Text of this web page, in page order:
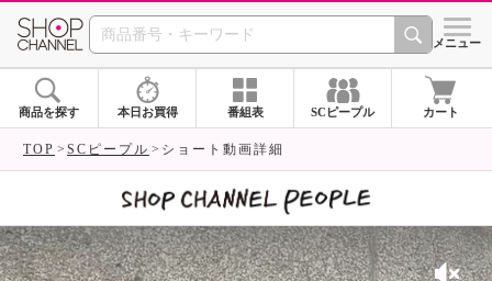
SHOP CHANNEL シメニュー
商品を探す 本日お買得 番組表 SCピープル カート
TOP SCピープル ショート動画詳細